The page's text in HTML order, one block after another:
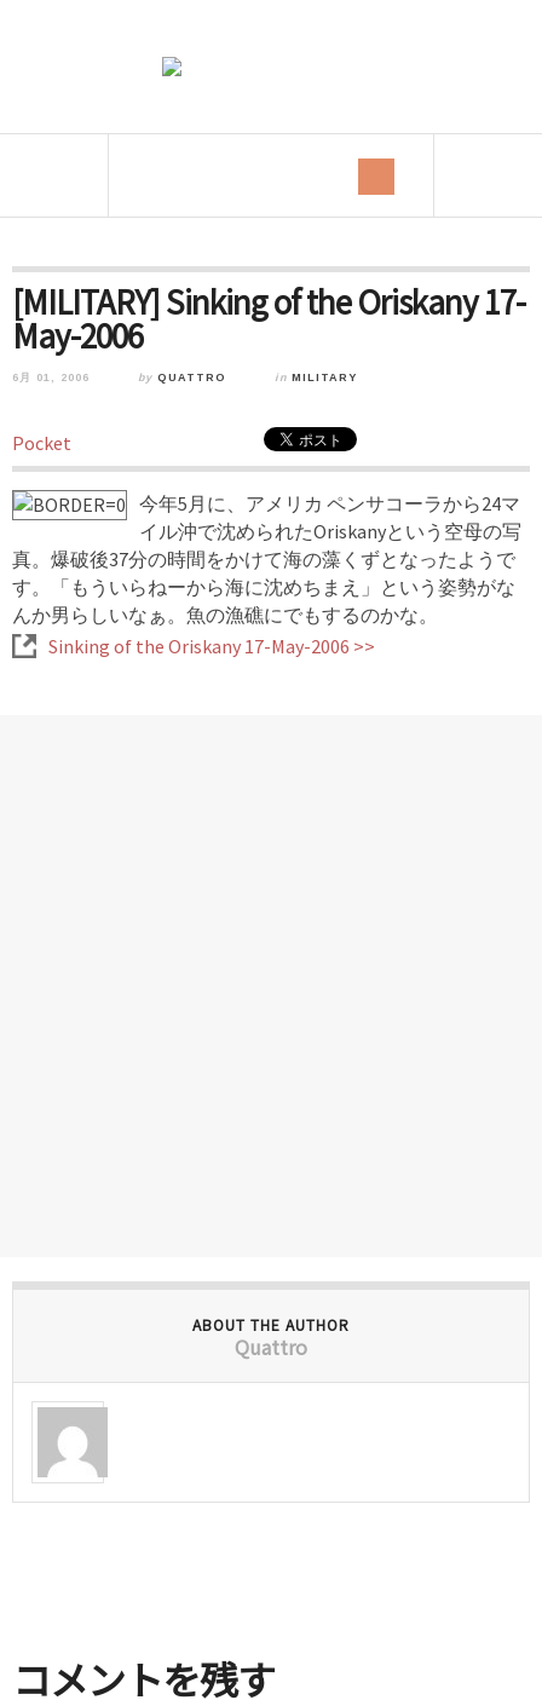
[MILITARY] Sinking of the Oriskany 17-
May-2006
6月 01, 2006 by QUATTRO in MILITARY
Pocket
今年5月に、アメリカ ペンサコーラから24マ
イル沖で沈められたOriskanyという空母の写
真。爆破後37分の時間をかけて海の藻くずとなったようで
す。「もういらねーから海に沈めちまえ」という姿勢がな
んか男らしいなぁ。魚の漁礁にでもするのかな。
Sinking of the Oriskany 17-May-2006 >>
ABOUT THE AUTHOR
Quattro
コメントを残す